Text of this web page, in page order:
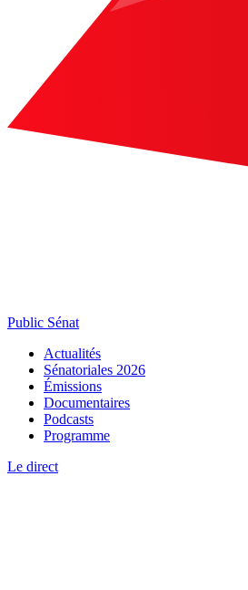
Public Sénat
Actualités
Sénatoriales 2026
Émissions
Documentaires
Podcasts
Programme
Le direct